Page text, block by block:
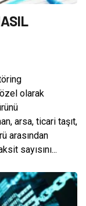
olarak
arsa, ticari taşıt,
arasından
sayısını...